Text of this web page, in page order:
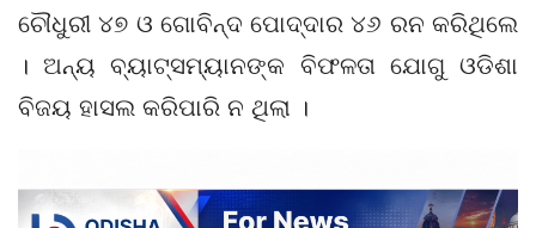
ଚୌଧୁରୀ ୪୭ ଓ ଗୋବିନ୍ଦ ପୋଦ୍ଦାର ୪୬ ରନ କରିଥିଲେ
। ଅନ୍ୟ ବ୍ୟାଟ୍ସମ୍ୟାନଙ୍କ ବିଫଳତା ଯୋଗୁ ଓଡିଶା
ବିଜୟ ହାସଲ କରିପାରି ନ ଥିଲା ।